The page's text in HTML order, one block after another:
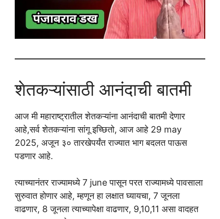
शेतकऱ्यांसाठी आनंदाची बातमी
आज मी महाराष्ट्रातील शेतकऱ्यांना आनंदाची बातमी देणार
आहे,सर्व शेतकऱ्यांना सांगू इच्छितो, आज आहे 29 may
2025, अजून ३० तारखेपर्यंत राज्यात भाग बदलत पाऊस
पडणार आहे.
त्याच्यानंतर राज्यामध्ये 7 june पासून परत राज्यामध्ये पावसाला
सुरुवात होणार आहे, म्हणून हा लक्षात घ्यायचा, 7 जूनला
वाढणार, 8 जूनला त्याच्यापेक्षा वाढणार, 9,10,11 असा वादहत